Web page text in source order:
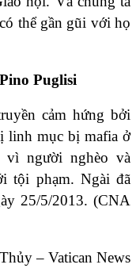
thể gần gũi với họ
Puglisi
cảm hứng bởi
linh mục bị mafia ở
vì người nghèo và
tội phạm. Ngài đã
25/5/2013. (CNA
– Vatican News